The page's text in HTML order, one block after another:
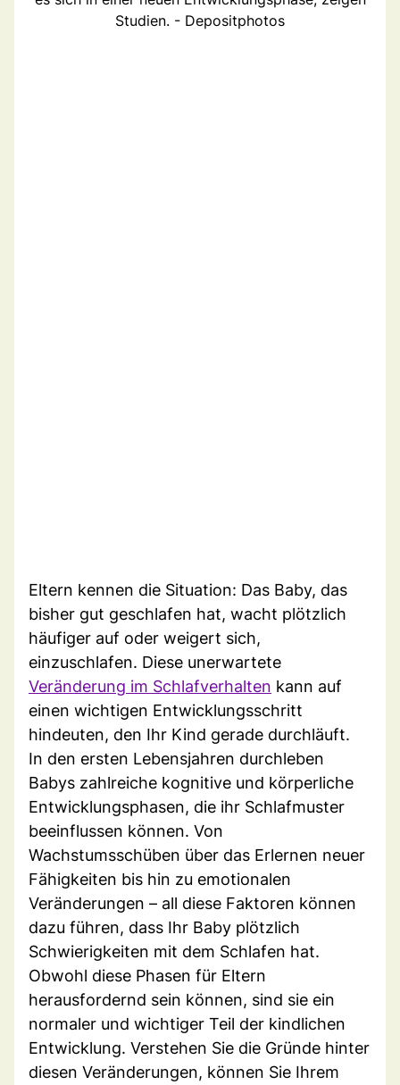
Studien. - Depositphotos
Eltern kennen die Situation: Das Baby, das
bisher gut geschlafen hat, wacht plötzlich
häufiger auf oder weigert sich,
einzuschlafen. Diese unerwartete
Veränderung im Schlafverhalten kann auf
einen wichtigen Entwicklungsschritt
hindeuten, den Ihr Kind gerade durchläuft.
In den ersten Lebensjahren durchleben
Babys zahlreiche kognitive und körperliche
Entwicklungsphasen, die ihr Schlafmuster
beeinflussen können. Von
Wachstumsschüben über das Erlernen neuer
Fähigkeiten bis hin zu emotionalen
Veränderungen – all diese Faktoren können
dazu führen, dass Ihr Baby plötzlich
Schwierigkeiten mit dem Schlafen hat.
Obwohl diese Phasen für Eltern
herausfordernd sein können, sind sie ein
normaler und wichtiger Teil der kindlichen
Entwicklung. Verstehen Sie die Gründe hinter
diesen Veränderungen, können Sie Ihrem